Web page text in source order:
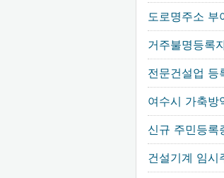
도로명주소 부
거주불명등록
전문건설업 등
여수시 가축방
신규 주민등록
건설기계 임시